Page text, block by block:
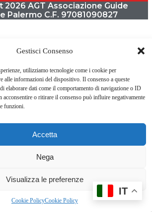
Gestisci Consenso
utilizziamo tecnologie come i cookie per
alle informazioni del dispositivo. Il consenso a queste
elaborare dati come il comportamento di navigazione o ID
acconsentire o ritirare il consenso può influire negativamente
funzioni.
Accetta
Nega
Visualizza le preferenze
Cookie PolicyCookie Policy
2026 AGT Associazione Guide
Palermo C.F. 97081090827
IT